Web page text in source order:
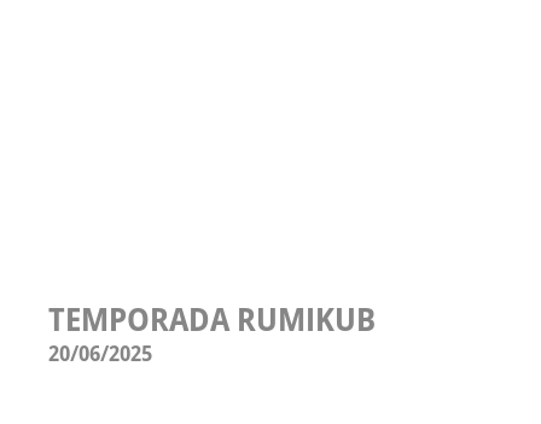
TEMPORADA RUMIKUB
20/06/2025